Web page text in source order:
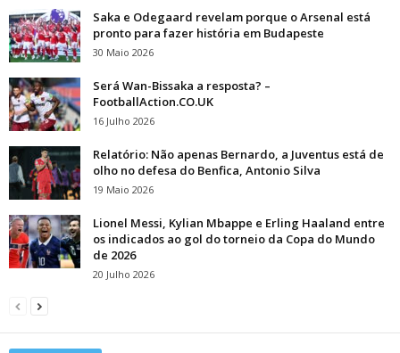
Saka e Odegaard revelam porque o Arsenal está
pronto para fazer história em Budapeste
30 Maio 2026
Será Wan-Bissaka a resposta? –
FootballAction.CO.UK
16 Julho 2026
Relatório: Não apenas Bernardo, a Juventus está de
olho no defesa do Benfica, Antonio Silva
19 Maio 2026
Lionel Messi, Kylian Mbappe e Erling Haaland entre
os indicados ao gol do torneio da Copa do Mundo
de 2026
20 Julho 2026